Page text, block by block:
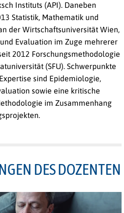
Instituts (API). Daneben
Statistik, Mathematik und
der Wirtschaftsuniversität Wien,
Evaluation im Zuge mehrerer
2012 Forschungsmethodologie
(SFU). Schwerpunkte
sind Epidemiologie,
sowie eine kritische
im Zusammenhang
DES DOZENTEN